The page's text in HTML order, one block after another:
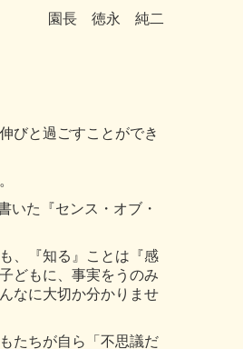
園長 徳永 純二
びと過ごすことができ
いた『センス・オブ・
、『知る』ことは『感
どもに、事実をうのみ
なに大切か分かりませ
たちが自ら「不思議だ